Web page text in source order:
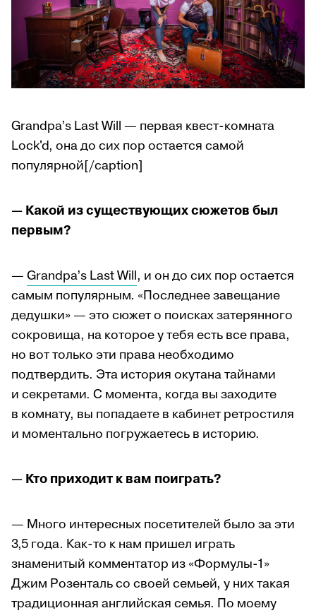
Grandpa’s Last Will — первая квест-комната
Lock'd, она до сих пор остается самой
популярной[/caption]
— Какой из существующих сюжетов был
первым?
— Grandpa’s Last Will, и он до сих пор остается
самым популярным. «Последнее завещание
дедушки» — это сюжет о поисках затерянного
сокровища, на которое у тебя есть все права,
но вот только эти права необходимо
подтвердить. Эта история окутана тайнами
и секретами. С момента, когда вы заходите
в комнату, вы попадаете в кабинет ретростиля
и моментально погружаетесь в историю.
— Кто приходит к вам поиграть?
— Много интересных посетителей было за эти
3,5 года. Как-то к нам пришел играть
знаменитый комментатор из «Формулы-1»
Джим Розенталь со своей семьей, у них такая
традиционная английская семья. По моему